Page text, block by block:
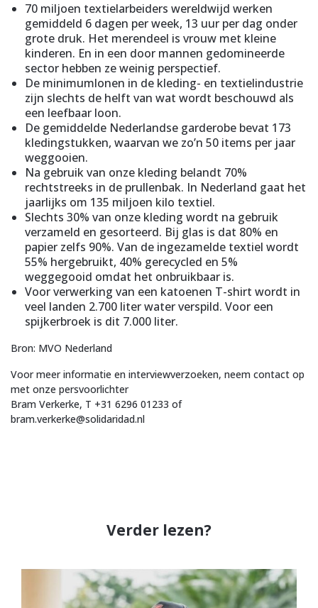
70 miljoen textielarbeiders wereldwijd werken
gemiddeld 6 dagen per week, 13 uur per dag onder
grote druk. Het merendeel is vrouw met kleine
kinderen. En in een door mannen gedomineerde
sector hebben ze weinig perspectief.
De minimumlonen in de kleding- en textielindustrie
zijn slechts de helft van wat wordt beschouwd als
een leefbaar loon.
De gemiddelde Nederlandse garderobe bevat 173
kledingstukken, waarvan we zo’n 50 items per jaar
weggooien.
Na gebruik van onze kleding belandt 70%
rechtstreeks in de prullenbak. In Nederland gaat het
jaarlijks om 135 miljoen kilo textiel.
Slechts 30% van onze kleding wordt na gebruik
verzameld en gesorteerd. Bij glas is dat 80% en
papier zelfs 90%. Van de ingezamelde textiel wordt
55% hergebruikt, 40% gerecycled en 5%
weggegooid omdat het onbruikbaar is.
Voor verwerking van een katoenen T-shirt wordt in
veel landen 2.700 liter water verspild. Voor een
spijkerbroek is dit 7.000 liter.
Bron: MVO Nederland
Voor meer informatie en interviewverzoeken, neem contact op
met onze persvoorlichter
Bram Verkerke, T +31 6296 01233 of
bram.verkerke@solidaridad.nl
Verder lezen?